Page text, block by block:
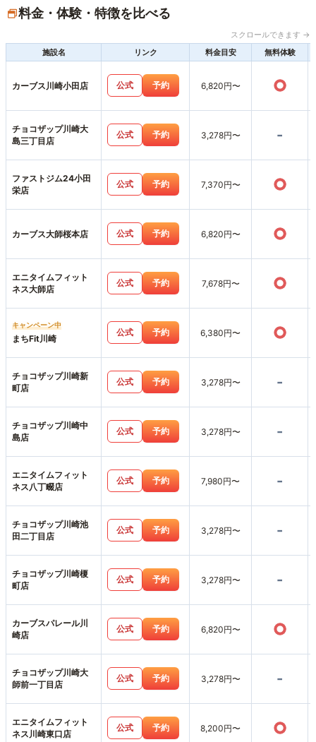
料金・体験・特徴を比べる
スクロールできます →
施設名
リンク 料金目安 無料体験
カーブス川崎小田店 公式 予約 6,820円〜 ○
チョコザップ川崎大
島三丁目店
公式 予約 3,278円〜 -
ファストジム24小田
栄店
公式 予約 7,370円〜 ○
カーブス大師桜本店 公式 予約 6,820円〜 ○
エニタイムフィット
ネス大師店
公式 予約 7,678円〜 ○
キャンペーン中
まちFit川崎
公式 予約 6,380円〜 ○
チョコザップ川崎新
町店
公式 予約 3,278円〜 -
チョコザップ川崎中
島店
公式 予約 3,278円〜 -
エニタイムフィット
ネス八丁畷店
公式 予約 7,980円〜 -
チョコザップ川崎池
田二丁目店
公式 予約 3,278円〜 -
チョコザップ川崎榎
町店
公式 予約 3,278円〜 -
カーブスパレール川
崎店
公式 予約 6,820円〜 ○
チョコザップ川崎大
師前一丁目店
公式 予約 3,278円〜 -
エニタイムフィット
ネス川崎東口店
公式 予約 8,200円〜 ○